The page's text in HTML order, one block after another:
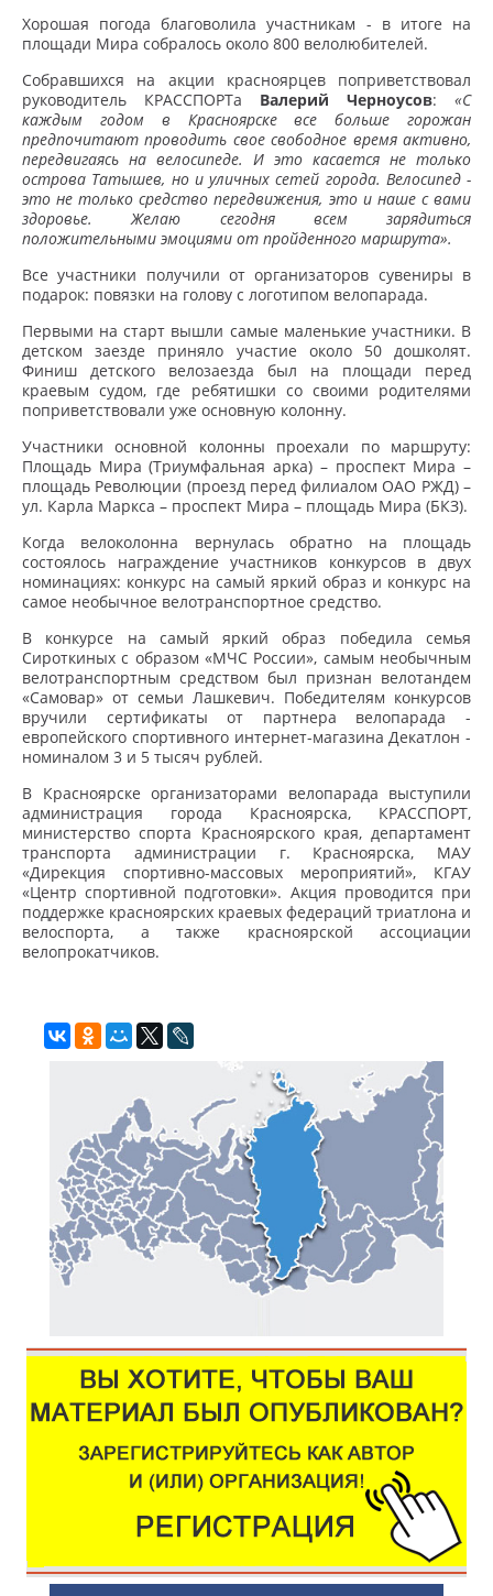
Хорошая погода благоволила участникам - в итоге на
площади Мира собралось около 800 велолюбителей.
Собравшихся на акции красноярцев поприветствовал
руководитель КРАССПОРТа Валерий Черноусов: «С
каждым годом в Красноярске все больше горожан
предпочитают проводить свое свободное время активно,
передвигаясь на велосипеде. И это касается не только
острова Татышев, но и уличных сетей города. Велосипед -
это не только средство передвижения, это и наше с вами
здоровье. Желаю сегодня всем зарядиться
положительными эмоциями от пройденного маршрута».
Все участники получили от организаторов сувениры в
подарок: повязки на голову с логотипом велопарада.
Первыми на старт вышли самые маленькие участники. В
детском заезде приняло участие около 50 дошколят.
Финиш детского велозаезда был на площади перед
краевым судом, где ребятишки со своими родителями
поприветствовали уже основную колонну.
Участники основной колонны проехали по маршруту:
Площадь Мира (Триумфальная арка) – проспект Мира –
площадь Революции (проезд перед филиалом ОАО РЖД) –
ул. Карла Маркса – проспект Мира – площадь Мира (БКЗ).
Когда велоколонна вернулась обратно на площадь
состоялось награждение участников конкурсов в двух
номинациях: конкурс на самый яркий образ и конкурс на
самое необычное велотранспортное средство.
В конкурсе на самый яркий образ победила семья
Сироткиных с образом «МЧС России», самым необычным
велотранспортным средством был признан велотандем
«Самовар» от семьи Лашкевич. Победителям конкурсов
вручили сертификаты от партнера велопарада -
европейского спортивного интернет-магазина Декатлон -
номиналом 3 и 5 тысяч рублей.
В Красноярске организаторами велопарада выступили
администрация города Красноярска, КРАССПОРТ,
министерство спорта Красноярского края, департамент
транспорта администрации г. Красноярска, МАУ
«Дирекция спортивно-массовых мероприятий», КГАУ
«Центр спортивной подготовки». Акция проводится при
поддержке красноярских краевых федераций триатлона и
велоспорта, а также красноярской ассоциации
велопрокатчиков.